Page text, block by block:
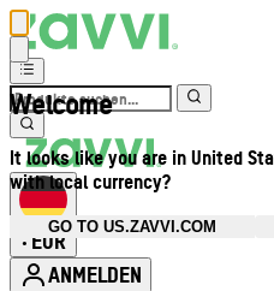
Welcome
It looks like you are in United
with local currency?
GO TO US.ZAVVI.COM
• EUR
ANMELDEN